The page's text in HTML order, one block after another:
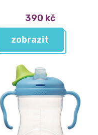
390 kč
zobrazit